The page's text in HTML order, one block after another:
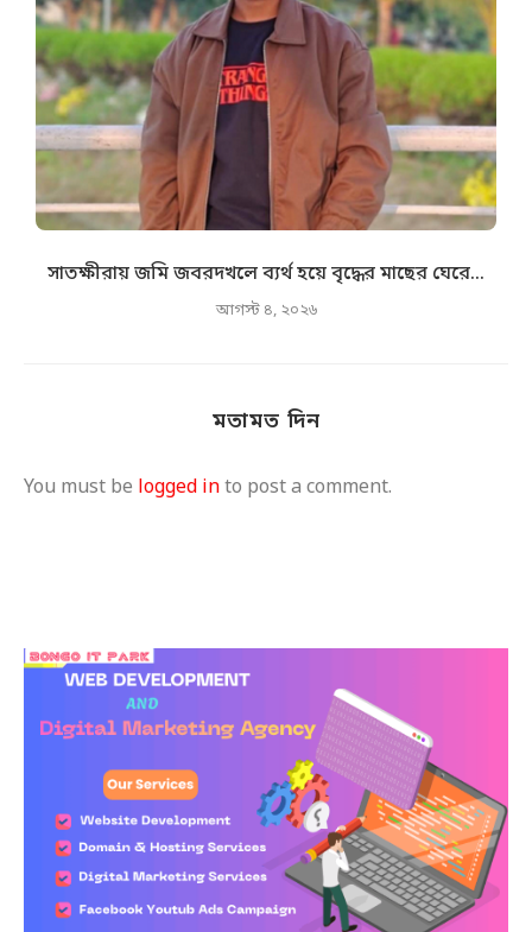
সাতক্ষীরায় জমি জবরদখলে ব্যর্থ হয়ে বৃদ্ধের মাছের ঘেরে...
আগস্ট ৪, ২০২৬
মতামত দিন
You must be logged into post a comment.